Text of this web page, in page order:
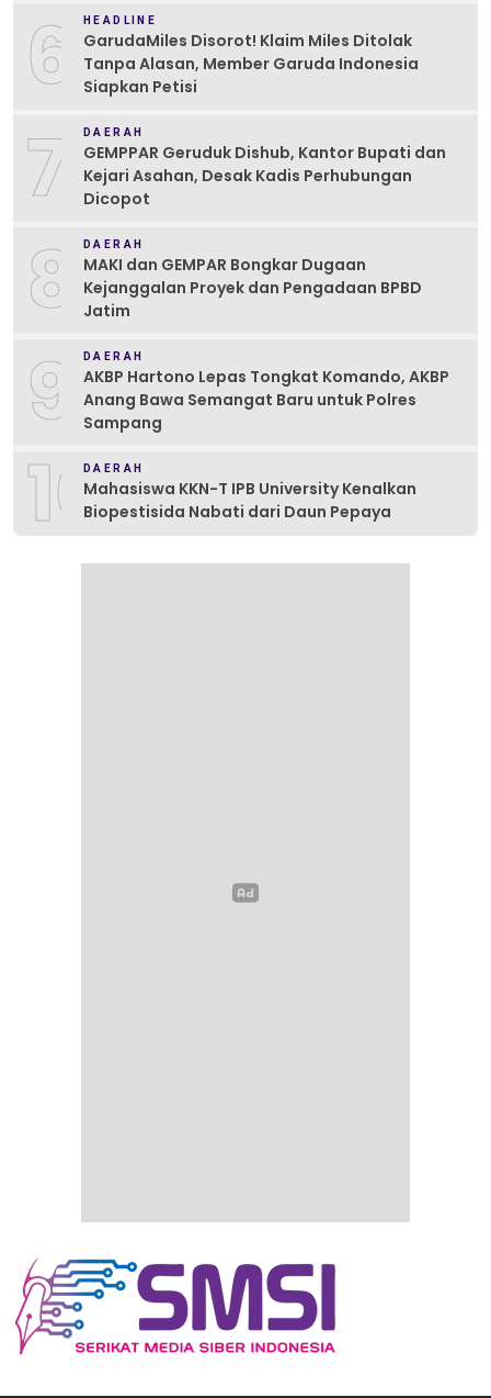
6 HEADLINE
GarudaMiles Disorot! Klaim Miles Ditolak
Tanpa Alasan, Member Garuda Indonesia
Siapkan Petisi
7 DAERAH
GEMPPAR Geruduk Dishub, Kantor Bupati dan
Kejari Asahan, Desak Kadis Perhubungan
Dicopot
8 DAERAH
MAKI dan GEMPAR Bongkar Dugaan
Kejanggalan Proyek dan Pengadaan BPBD
Jatim
9 DAERAH
AKBP Hartono Lepas Tongkat Komando, AKBP
Anang Bawa Semangat Baru untuk Polres
Sampang
10DAERAH
Mahasiswa KKN-T IPB University Kenalkan
Biopestisida Nabati dari Daun Pepaya